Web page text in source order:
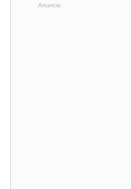
Anuncio